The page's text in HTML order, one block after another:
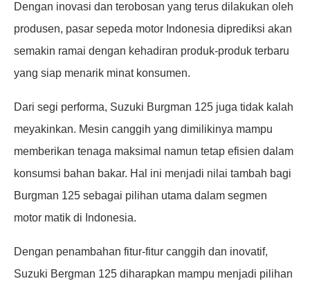
Dengan inovasi dan terobosan yang terus dilakukan oleh
produsen, pasar sepeda motor Indonesia diprediksi akan
semakin ramai dengan kehadiran produk-produk terbaru
yang siap menarik minat konsumen.
Dari segi performa, Suzuki Burgman 125 juga tidak kalah
meyakinkan. Mesin canggih yang dimilikinya mampu
memberikan tenaga maksimal namun tetap efisien dalam
konsumsi bahan bakar. Hal ini menjadi nilai tambah bagi
Burgman 125 sebagai pilihan utama dalam segmen
motor matik di Indonesia.
Dengan penambahan fitur-fitur canggih dan inovatif,
Suzuki Bergman 125 diharapkan mampu menjadi pilihan